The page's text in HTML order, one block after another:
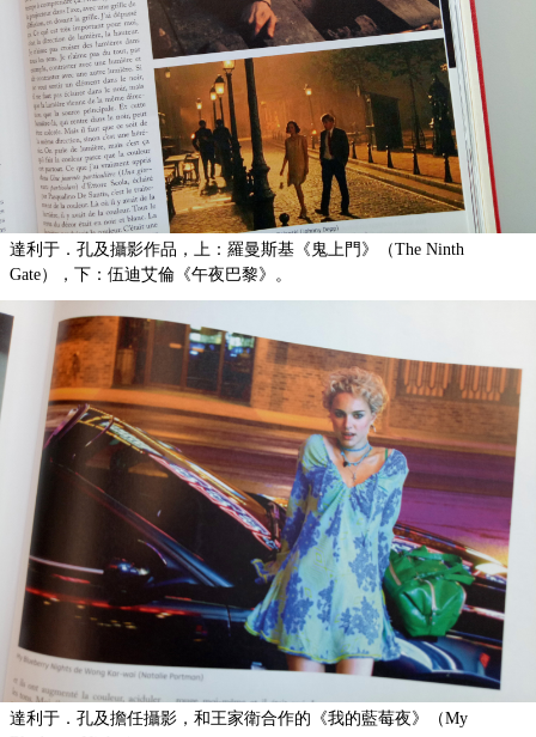
達利于．孔及攝影作品，上：羅曼斯基《鬼上門》（The Ninth
Gate），下：伍迪艾倫《午夜巴黎》。
達利于．孔及擔任攝影，和王家衛合作的《我的藍莓夜》（My